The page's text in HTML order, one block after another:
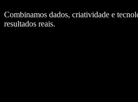
Combinamos dados, criatividade e
resultados reais.